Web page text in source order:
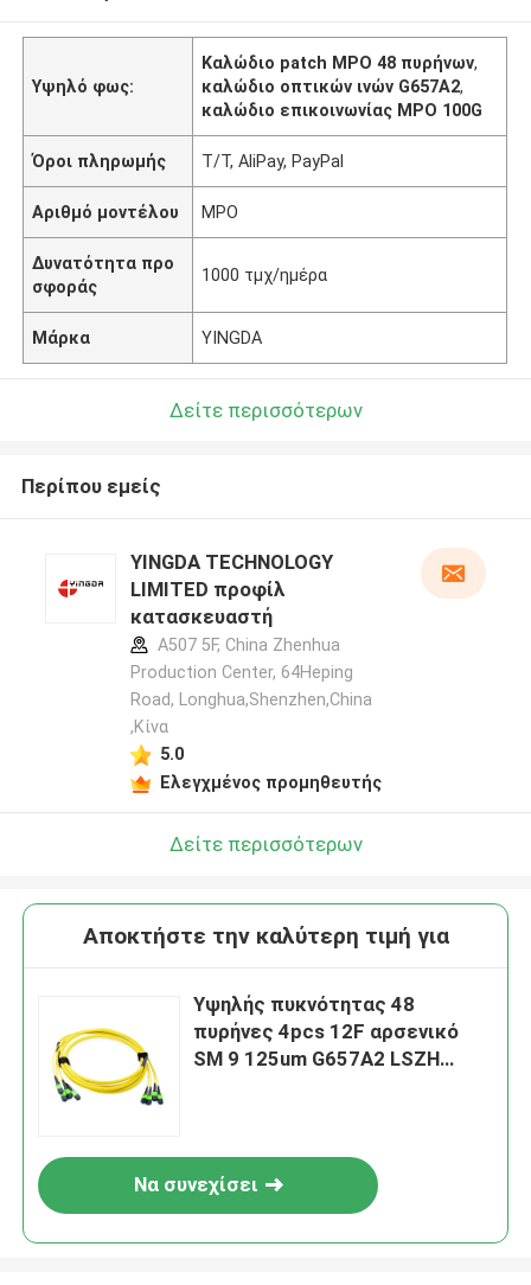
Υψηλό φως:
Καλώδιο patch MPO 48 πυρήνων,
καλώδιο οπτικών ινών G657A2,
καλώδιο επικοινωνίας MPO 100G
Όροι πληρωμής T/T, AliPay, PayPal
Αριθμό μοντέλου MPO
Δυνατότητα προ
σφοράς
1000 τμχ/ημέρα
Μάρκα YINGDA
Δείτε περισσότερων
Περίπου εμείς
YINGDA TECHNOLOGY
LIMITED προφίλ
κατασκευαστή
A507 5F, China Zhenhua
Production Center, 64Heping
Road, Longhua,Shenzhen,China
,Κίνα
5.0
Ελεγχμένος προμηθευτής
Δείτε περισσότερων
Αποκτήστε την καλύτερη τιμή για
Υψηλής πυκνότητας 48
πυρήνες 4pcs 12F αρσενικό
SM 9 125um G657A2 LSZH
Να συνεχίσει